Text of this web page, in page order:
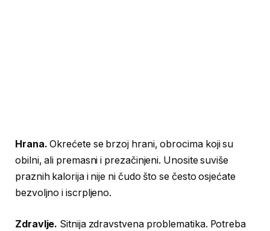
Hrana. Okrećete se brzoj hrani, obrocima koji su
obilni, ali premasni i prezačinjeni. Unosite suviše
praznih kalorija i nije ni čudo što se često osjećate
bezvoljno i iscrpljeno.
Zdravlje. Sitnija zdravstvena problematika. Potreba